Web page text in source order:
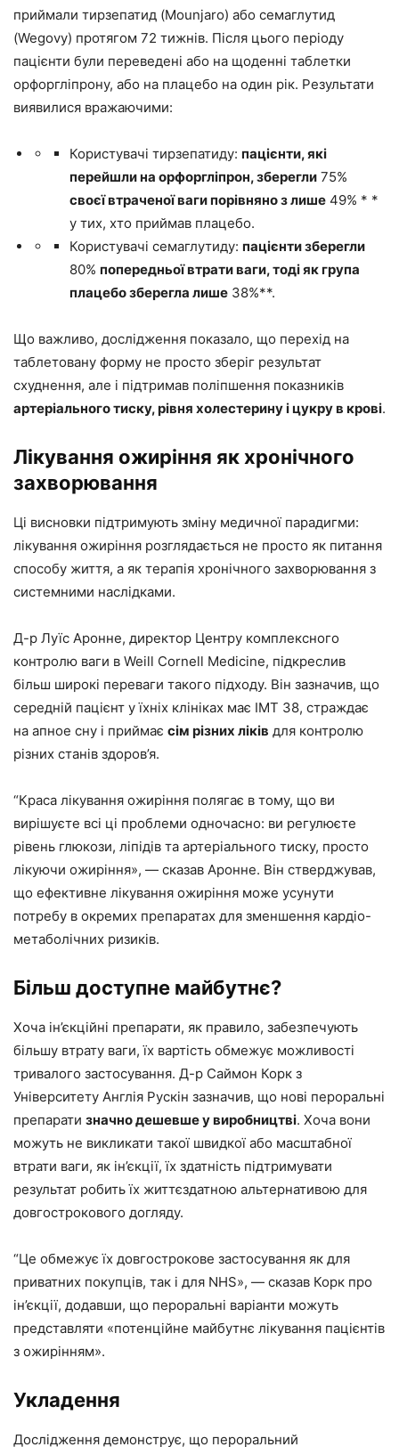
приймали тирзепатид (Mounjaro) або семаглутид
(Wegovy) протягом 72 тижнів. Після цього періоду
пацієнти були переведені або на щоденні таблетки
орфоргліпрону, або на плацебо на один рік. Результати
виявилися вражаючими:
Користувачі тирзепатиду: пацієнти, які
перейшли на орфоргліпрон, зберегли 75%
своєї втраченої ваги порівняно з лише 49% * *
у тих, хто приймав плацебо.
Користувачі семаглутиду: пацієнти зберегли
80% попередньої втрати ваги, тоді як група
плацебо зберегла лише 38%**.
Що важливо, дослідження показало, що перехід на
таблетовану форму не просто зберіг результат
схуднення, але і підтримав поліпшення показників
артеріального тиску, рівня холестерину і цукру в крові.
Лікування ожиріння як хронічного
захворювання
Ці висновки підтримують зміну медичної парадигми:
лікування ожиріння розглядається не просто як питання
способу життя, а як терапія хронічного захворювання з
системними наслідками.
Д-р Луїс Аронне, директор Центру комплексного
контролю ваги в Weill Cornell Medicine, підкреслив
більш широкі переваги такого підходу. Він зазначив, що
середній пацієнт у їхніх клініках має ІМТ 38, страждає
на апное сну і приймає сім різних ліків для контролю
різних станів здоров’я.
“Краса лікування ожиріння полягає в тому, що ви
вирішуєте всі ці проблеми одночасно: ви регулюєте
рівень глюкози, ліпідів та артеріального тиску, просто
лікуючи ожиріння», — сказав Аронне. Він стверджував,
що ефективне лікування ожиріння може усунути
потребу в окремих препаратах для зменшення кардіо-
метаболічних ризиків.
Більш доступне майбутнє?
Хоча ін’єкційні препарати, як правило, забезпечують
більшу втрату ваги, їх вартість обмежує можливості
тривалого застосування. Д-р Саймон Корк з
Університету Англія Рускін зазначив, що нові пероральні
препарати значно дешевше у виробництві. Хоча вони
можуть не викликати такої швидкої або масштабної
втрати ваги, як ін’єкції, їх здатність підтримувати
результат робить їх життєздатною альтернативою для
довгострокового догляду.
“Це обмежує їх довгострокове застосування як для
приватних покупців, так і для NHS», — сказав Корк про
ін’єкції, додавши, що пероральні варіанти можуть
представляти «потенційне майбутнє лікування пацієнтів
з ожирінням».
Укладення
Дослідження демонструє, що пероральний